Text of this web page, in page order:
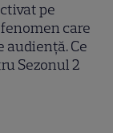
pe
care
audiență. Ce
Sezonul 2